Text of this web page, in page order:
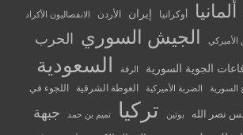
ألمانيا أوكرانيا إيران الأردن الانفصاليون الأكراد
الأميركي الجيش السوري الحرب
الجوية السورية الرقة السعودية
السورية الضربة الأميركية الغوطة الشرقية اللجوء في
نصر الله بوتين تركيا تميم بن حمد
جبهة